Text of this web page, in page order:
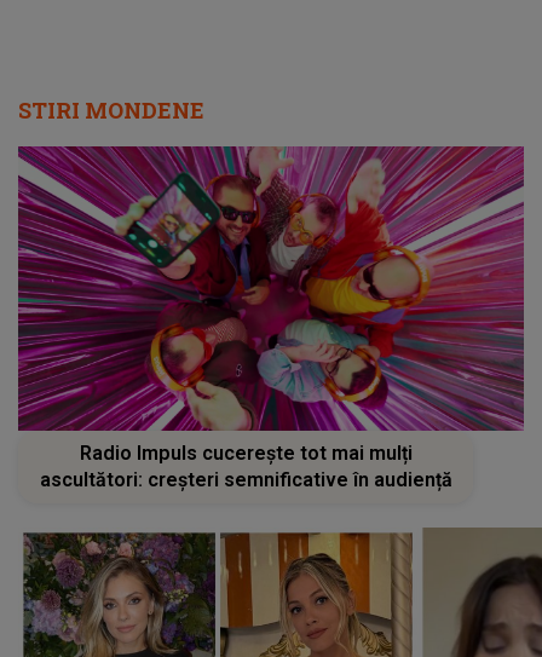
STIRI MONDENE
Radio Impuls cucerește tot mai mulți
ascultători: creșteri semnificative în audiență